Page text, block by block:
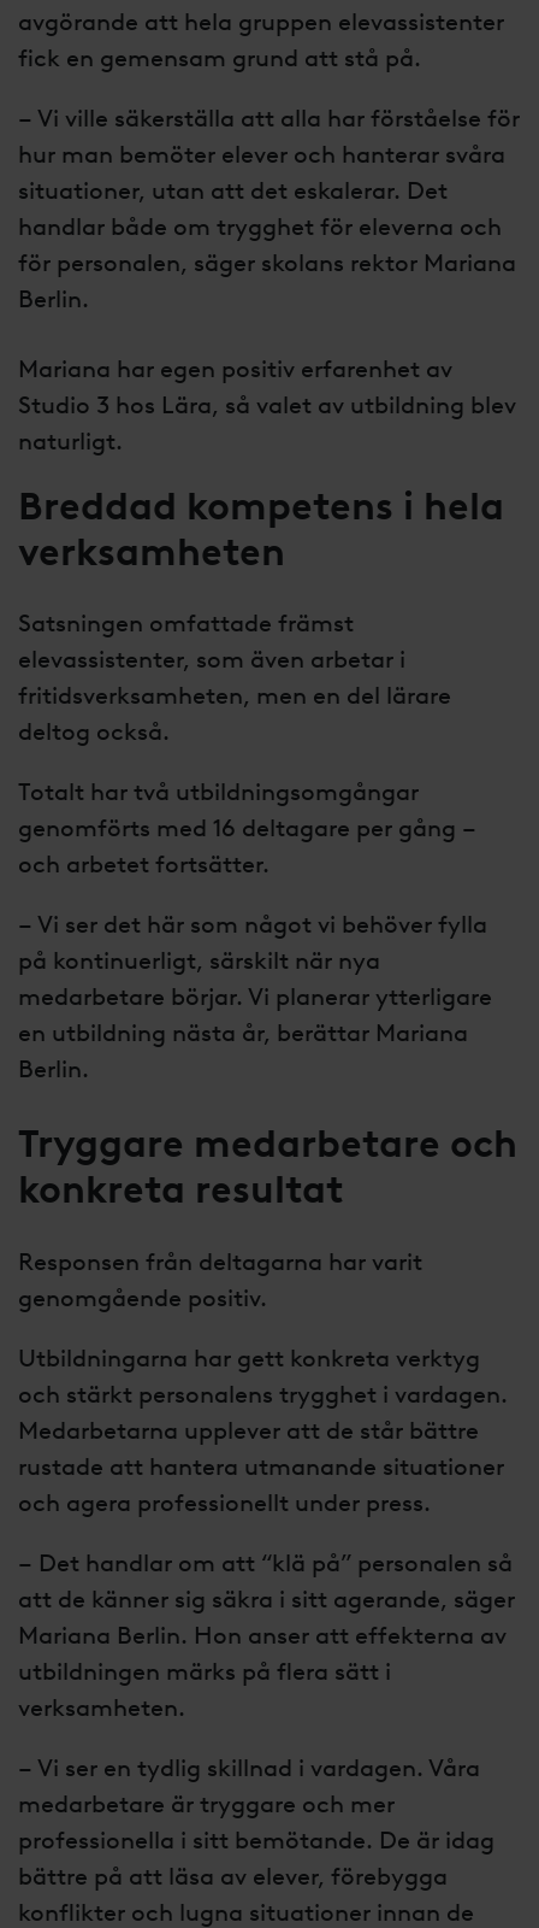
avgörande att hela gruppen elevassistenter
fick en gemensam grund att stå på.
– Vi ville säkerställa att alla har förståelse för
hur man bemöter elever och hanterar svåra
situationer, utan att det eskalerar. Det
handlar både om trygghet för eleverna och
för personalen, säger skolans rektor Mariana
Berlin.
Mariana har egen positiv erfarenhet av
Studio 3 hos Lära, så valet av utbildning blev
naturligt.
Breddad kompetens i hela
verksamheten
Satsningen omfattade främst
elevassistenter, som även arbetar i
fritidsverksamheten, men en del lärare
deltog också.
Totalt har två utbildningsomgångar
genomförts med 16 deltagare per gång –
och arbetet fortsätter.
– Vi ser det här som något vi behöver fylla
på kontinuerligt, särskilt när nya
medarbetare börjar. Vi planerar ytterligare
en utbildning nästa år, berättar Mariana
Berlin.
Tryggare medarbetare och
konkreta resultat
Responsen från deltagarna har varit
genomgående positiv.
Utbildningarna har gett konkreta verktyg
och stärkt personalens trygghet i vardagen.
Medarbetarna upplever att de står bättre
rustade att hantera utmanande situationer
och agera professionellt under press.
– Det handlar om att “klä på” personalen så
att de känner sig säkra i sitt agerande, säger
Mariana Berlin. Hon anser att effekterna av
utbildningen märks på flera sätt i
verksamheten.
– Vi ser en tydlig skillnad i vardagen. Våra
medarbetare är tryggare och mer
professionella i sitt bemötande. De är idag
bättre på att läsa av elever, förebygga
konflikter och lugna situationer innan de